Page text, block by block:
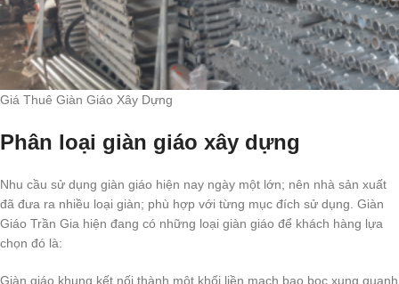
Giá Thuê Giàn Giáo Xây Dựng
Phân loại giàn giáo xây dựng
Nhu cầu sử dụng giàn giáo hiện nay ngày một lớn; nên nhà sản xuất
đã đưa ra nhiều loại giàn; phù hợp với từng mục đích sử dụng. Giàn
Giáo Trần Gia hiện đang có những loại giàn giáo để khách hàng lựa
chọn đó là:
Giàn giáo khung kết nối thành một khối liền mạch bao bọc xung quanh